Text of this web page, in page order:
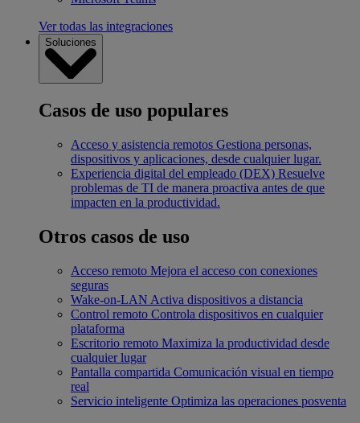
Ver todas las integraciones
Soluciones
Casos de uso populares
Acceso y asistencia remotos Gestiona personas,
dispositivos y aplicaciones, desde cualquier lugar.
Experiencia digital del empleado (DEX) Resuelve
problemas de TI de manera proactiva antes de que
impacten en la productividad.
Otros casos de uso
Acceso remoto Mejora el acceso con conexiones
seguras
Wake-on-LAN Activa dispositivos a distancia
Control remoto Controla dispositivos en cualquier
plataforma
Escritorio remoto Maximiza la productividad desde
cualquier lugar
Pantalla compartida Comunicación visual en tiempo
real
Servicio inteligente Optimiza las operaciones posventa